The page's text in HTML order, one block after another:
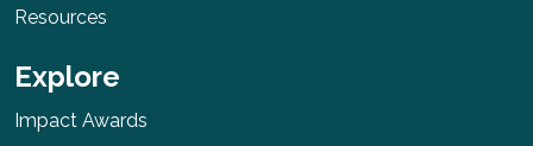
Resources
Explore
Impact Awards